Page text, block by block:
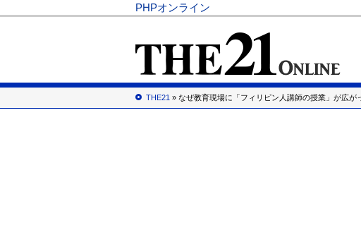
PHPオンライン
THE21 » なぜ教育現場に「フィリピン人講師の授業」が広が